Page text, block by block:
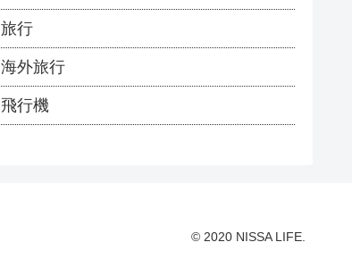
旅行
海外旅行
飛行機
© 2020 NISSA LIFE.